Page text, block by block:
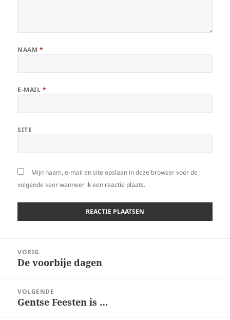
NAAM *
E-MAIL *
SITE
Mijn naam, e-mail en site opslaan in deze browser voor de
volgende keer wanneer ik een reactie plaats.
navigatie
VORIG
Vorig
De voorbije dagen
VOLGENDE
Volgend
Gentse Feesten is …